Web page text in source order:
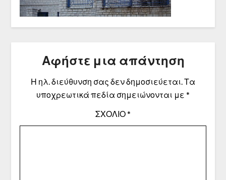
Αφήστε μια απάντηση
Η ηλ. διεύθυνση σας δεν δημοσιεύεται.Τα
υποχρεωτικά πεδία σημειώνονται με *
ΣΧΌΛΙΟ*